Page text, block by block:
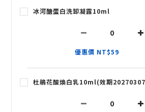
冰河醣蛋白洗卸凝露10ml
優惠價 NT$59
杜鵑花酸煥白乳10ml(效期